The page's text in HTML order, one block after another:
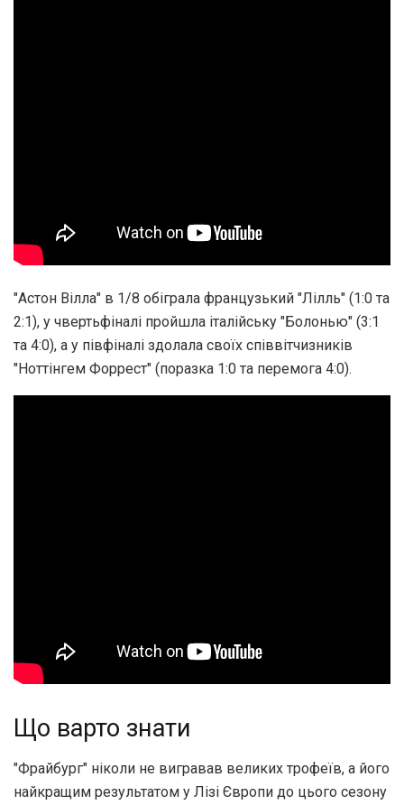
"Астон Вілла" в 1/8 обіграла французький "Лілль" (1:0 та
2:1), у чвертьфіналі пройшла італійську "Болонью" (3:1
та 4:0), а у півфіналі здолала своїх співвітчизників
"Ноттінгем Форрест" (поразка 1:0 та перемога 4:0).
Що варто знати
"Фрайбург" ніколи не вигравав великих трофеїв, а його
найкращим результатом у Лізі Європи до цього сезону